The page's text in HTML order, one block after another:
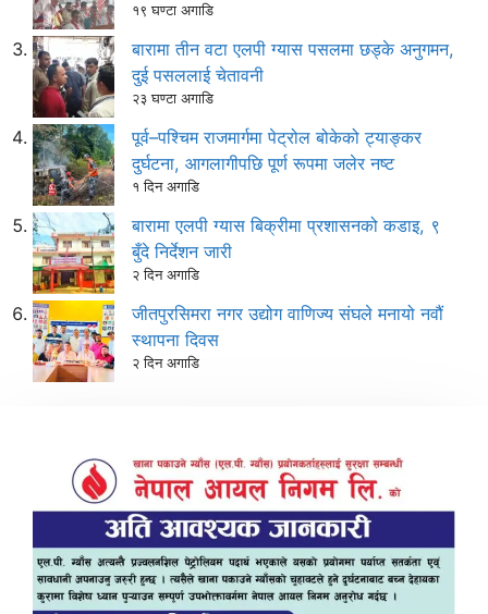
१९ घण्टा अगाडि
बारामा तीन वटा एलपी ग्यास पसलमा छड्के अनुगमन,
दुई पसललाई चेतावनी
२३ घण्टा अगाडि
पूर्व–पश्चिम राजमार्गमा पेट्रोल बोकेको ट्याङ्कर
दुर्घटना, आगलागीपछि पूर्ण रूपमा जलेर नष्ट
१ दिन अगाडि
बारामा एलपी ग्यास बिक्रीमा प्रशासनको कडाइ, ९
बुँदे निर्देशन जारी
२ दिन अगाडि
जीतपुरसिमरा नगर उद्योग वाणिज्य संघले मनायो नवौं
स्थापना दिवस
२ दिन अगाडि